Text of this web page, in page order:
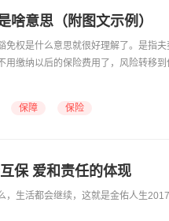
啥意思（附图文示例）
免权是什么意思就很好理解了。是指
用缴纳以后的保险费用了，风险转移到
保障 保险
保 爱和责任的体现
，生活都会继续，这就是金佑人生